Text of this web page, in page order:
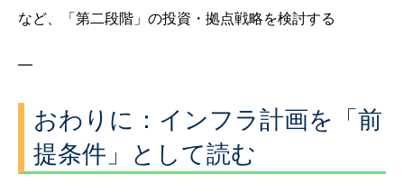
など、「第二段階」の投資・拠点戦略を検討する
—
おわりに：インフラ計画を「前
提条件」として読む